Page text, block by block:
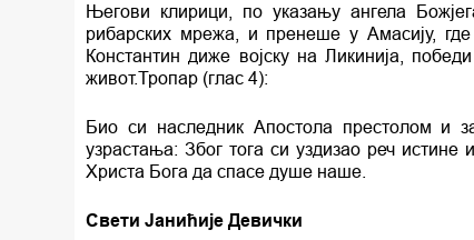
Његови клирици, по указању ангела
рибарских мрежа, и пренеше у Амасију,
Константин диже војску на Ликинија,
живот.Тропар (глас 4):
Био си наследник Апостола престолом и
узрастања: Због тога си уздизао реч
Христа Бога да спасе душе наше.
Свети Јанићије Девички